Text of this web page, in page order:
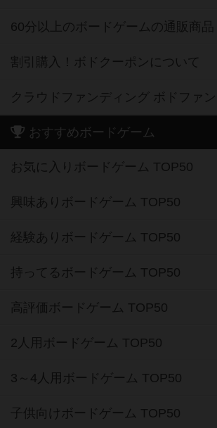
60分以上のボードゲームの通販商品
割引購入！ボドクーポンについて
クラウドファンディング ボドファン
おすすめボードゲーム
お気に入りボードゲーム TOP50
興味ありボードゲーム TOP50
経験ありボードゲーム TOP50
持ってるボードゲーム TOP50
高評価ボードゲーム TOP50
2人用ボードゲーム TOP50
3～4人用ボードゲーム TOP50
子供向けボードゲーム TOP50